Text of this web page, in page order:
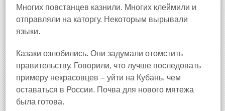
Многих повстанцев казнили. Многих клеймили и
отправляли на каторгу. Некоторым вырывали
языки.
Казаки озлобились. Они задумали отомстить
правительству. Говорили, что лучше последовать
примеру некрасовцев – уйти на Кубань, чем
оставаться в России. Почва для нового мятежа
была готова.